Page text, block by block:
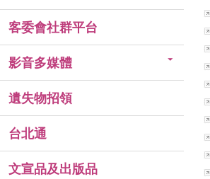
客委會社群平台
影音多媒體
遺失物招領
台北通
文宣品及出版品